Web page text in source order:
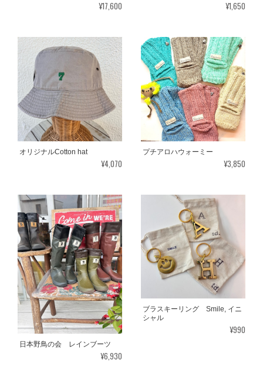
¥17,600 ¥1,650
オリジナルCotton hat
¥4,070
プチアロハウォーミー
¥3,850
日本野鳥の会 レインブーツ
¥6,930
ブラスキーリング Smile, イニ
シャル
¥990